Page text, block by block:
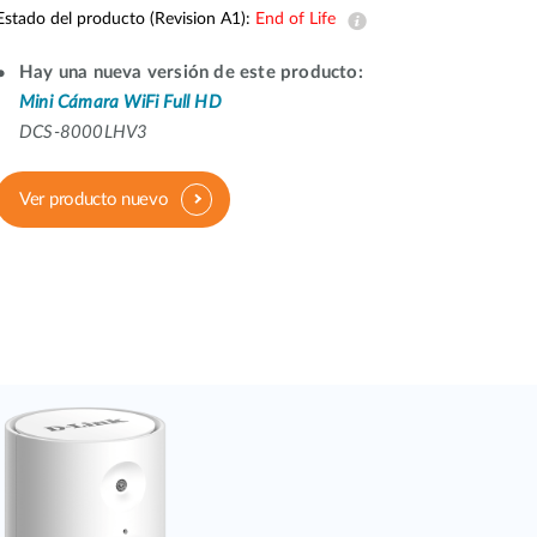
Videovigilancia
Smart
Building
Mástiles
sensores
del producto (Revision A1): End of Life
Hay una nueva versión de este producto:
Mini Cámara WiFi Full HD
DCS-8000LHV3
Ver producto nuevo